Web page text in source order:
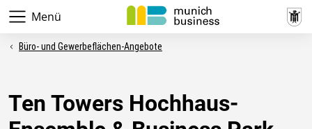
Menü
Büro- und Gewerbeflächen-Angebote
Ten Towers Hochhaus-